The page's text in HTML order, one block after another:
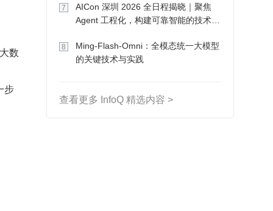
数
步
7
AICon 深圳 2026 全日程揭晓｜聚焦
Agent 工程化，构建可靠智能的技术路
8
Ming-Flash-Omni：全模态统一大模型
的关键技术与实践
查看更多 InfoQ 精选内容 >